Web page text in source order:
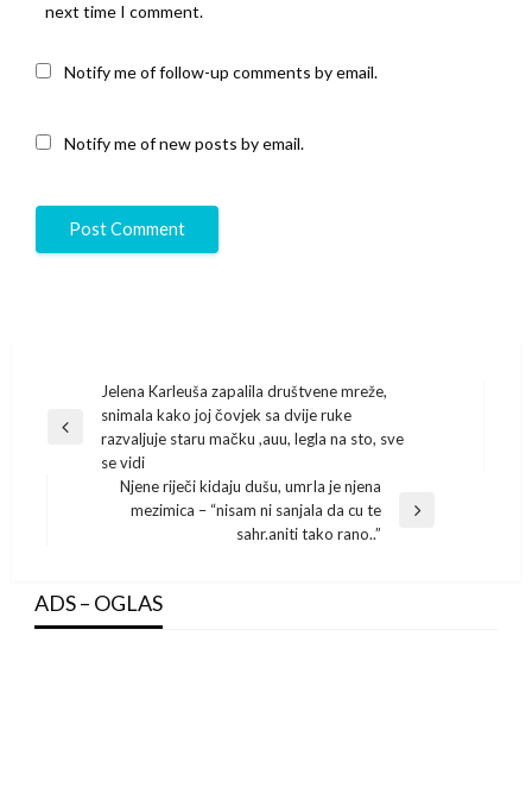
next time I comment.
Notify me of follow-up comments by email.
Notify me of new posts by email.
navigation
Previous
Jelena Karleuša zapalila društvene mreže,
snimala kako joj čovjek sa dvije ruke
razvaljuje staru mačku ,auu, legla na sto, sve
se vidi
Njene riječi kidaju dušu, umrIa je njena
mezimica – “nisam ni sanjala da cu te
sahr.aniti tako rano..”
ADS – OGLAS